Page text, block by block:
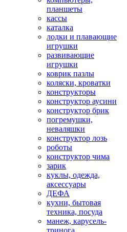
планшеты
кассы
каталка
лодки и плавающие
игрушки
развивающие
игрушки
коврик пазлы
коляски, кроватки
конструкторы
конструктор аусини
конструктор брик
погремушки,
неваляшки
конструктор лозь
роботы
конструктор чима
зарик
куклы, одежда,
аксессуары
ДЕФА
кухни, бытовая
техника, посуда
манеж, карусель-
тринога